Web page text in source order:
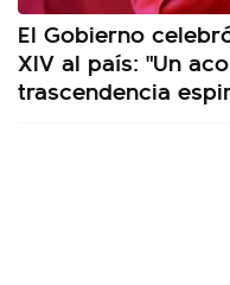
El Gobierno
XIV al país: "Un
trascendencia